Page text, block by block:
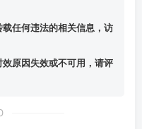
任何违法的相关信息，访
原因失效或不可用，请评